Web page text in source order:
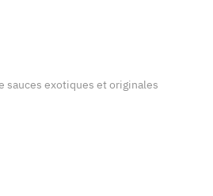
sauces exotiques et originales